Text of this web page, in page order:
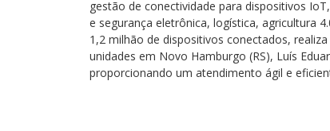
gestão de conectividade para dispositivos
e segurança eletrônica, logística, agricultura
1,2 milhão de dispositivos conectados,
unidades em Novo Hamburgo (RS), Luís
proporcionando um atendimento ágil e